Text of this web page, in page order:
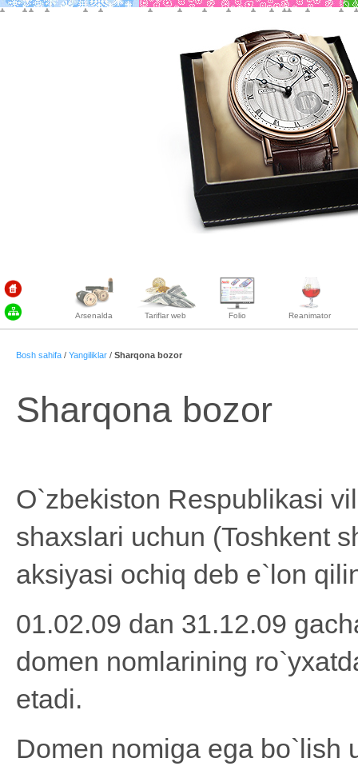
Arsenalda Tariflar web Folio Reanimator
Bosh sahifa / Yangiliklar / Sharqona bozor
Sharqona bozor
O`zbekiston Respublikasi
shaxslari uchun (Toshkent
aksiyasi ochiq deb e`lon
01.02.09 dan 31.12.09
domen nomlarining
etadi.
Domen nomiga ega bo`lish